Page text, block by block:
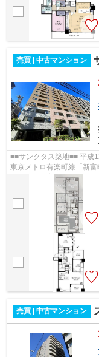
売買 | 中古マンション
■■サンクタス築地■■ 平成12年3月築 東京メトロ日比谷線「築地」駅 徒歩5分
東京メトロ有楽町線「新
【ペット飼育】可（体長50
売買 | 中古マンション